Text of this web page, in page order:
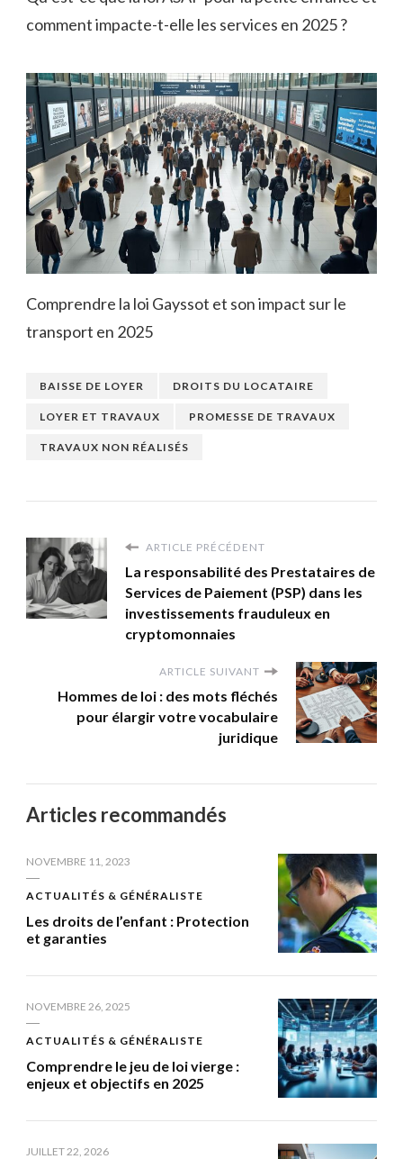
comment impacte-t-elle les services en 2025 ?
Comprendre la loi Gayssot et son impact sur le
transport en 2025
BAISSE DE LOYER DROITS DU LOCATAIRE
LOYER ET TRAVAUX PROMESSE DE TRAVAUX
TRAVAUX NON RÉALISÉS
ARTICLE PRÉCÉDENT
La responsabilité des Prestataires de
Services de Paiement (PSP) dans les
investissements frauduleux en
cryptomonnaies
ARTICLE SUIVANT
Hommes de loi : des mots fléchés
pour élargir votre vocabulaire
juridique
Articles recommandés
NOVEMBRE 11, 2023
ACTUALITÉS & GÉNÉRALISTE
Les droits de l’enfant : Protection
et garanties
NOVEMBRE 26, 2025
ACTUALITÉS & GÉNÉRALISTE
Comprendre le jeu de loi vierge :
enjeux et objectifs en 2025
JUILLET 22, 2026